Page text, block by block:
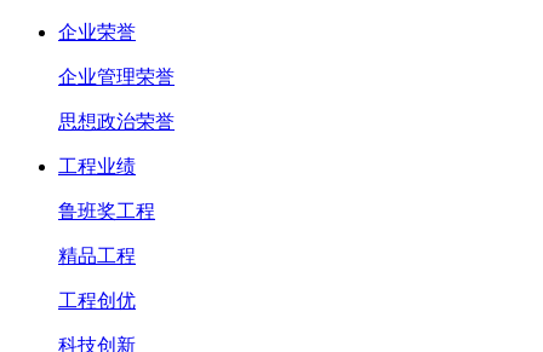
企业荣誉
企业管理荣誉
思想政治荣誉
工程业绩
鲁班奖工程
精品工程
工程创优
科技创新